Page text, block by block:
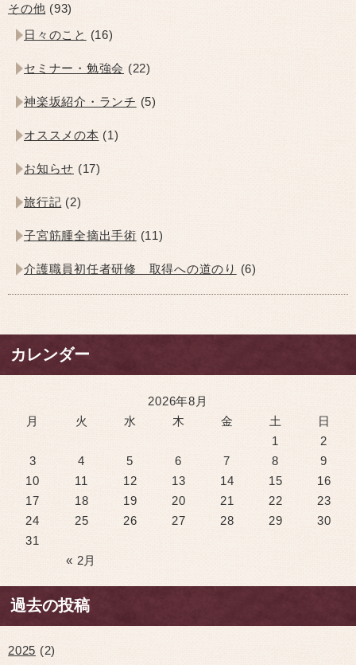
その他 (93)
日々のこと (16)
セミナー・勉強会 (22)
神楽坂紹介・ランチ (5)
オススメの本 (1)
お知らせ (17)
旅行記 (2)
子宮筋腫全摘出手術 (11)
介護職員初任者研修 取得への道のり (6)
カレンダー
2026年8月
月
火 水 木 金 土 日
« 2月
1
2
3
4 5 6 7 8
9
10
11 12 13 14 15
16
17
18 19 20 21 22
23
24
25 26 27 28 29
30
31
過去の投稿
2025 (2)